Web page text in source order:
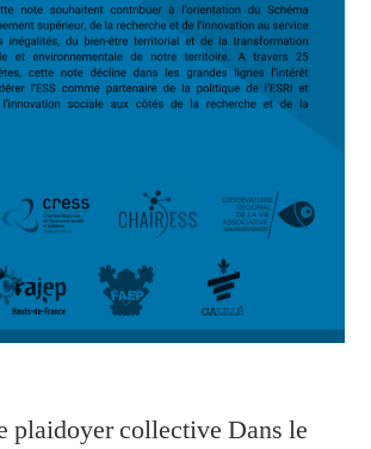
plaidoyer collective Dans le